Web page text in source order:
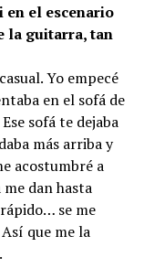
en el escenario
la guitarra, tan
Yo empecé
en el sofá de
sofá te dejaba
más arriba y
acostumbré a
dan hasta
se me
que me la